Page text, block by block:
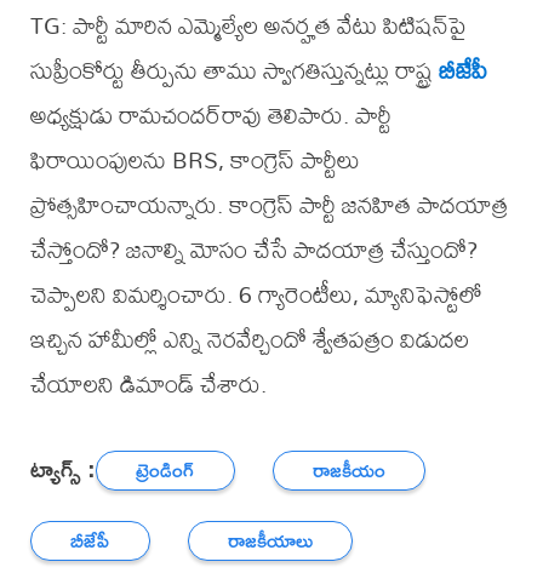
TG: పార్టీ మారిన ఎమ్మెల్యేల అనర్హత వేటు పిటిషన్‌పై
సుప్రీంకోర్టు తీర్పును తాము స్వాగతిస్తున్నట్లు రాష్ట్రబీజేపీ
అధ్యక్షుడు రామచందర్‌రావు తెలిపారు. పార్టీ
ఫిరాయింపులను BRS, కాంగ్రెస్‌ పార్టీలు
ప్రోత్సహించాయన్నారు. కాంగ్రెస్‌ పార్టీ జనహిత పాదయాత్ర
చేస్తోందో? జనాల్ని మోసం చేసే పాదయాత్ర చేస్తుందో?
చెప్పాలని విమర్శించారు. 6 గ్యారెంటీలు, మ్యానిఫెస్టోలో
ఇచ్చిన హామీల్లో ఎన్ని నెరవేర్చిందో శ్వేతపత్రం విడుదల
చేయాలని డిమాండ్ చేశారు.
ట్యాగ్స్ : ట్రెండింగ్
రాజకీయం
బీజేపీ
రాజకీయాలు